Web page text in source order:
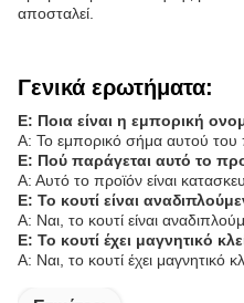
αποσταλεί.
Γενικά ερωτήματα:
Ε: Ποια είναι η εμπορική
Α: Το εμπορικό σήμα αυτού του
Ε: Πού παράγεται αυτό το
Α: Αυτό το προϊόν είναι
Ε: Το κουτί είναι
Α: Ναι, το κουτί είναι
Ε: Το κουτί έχει μαγνητικό
Α: Ναι, το κουτί έχει μαγνητικό